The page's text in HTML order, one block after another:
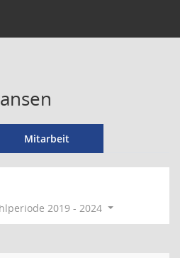
Mitarbeit
2019 - 2024